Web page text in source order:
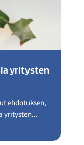
yritysten
ehdotuksen,
yritysten...